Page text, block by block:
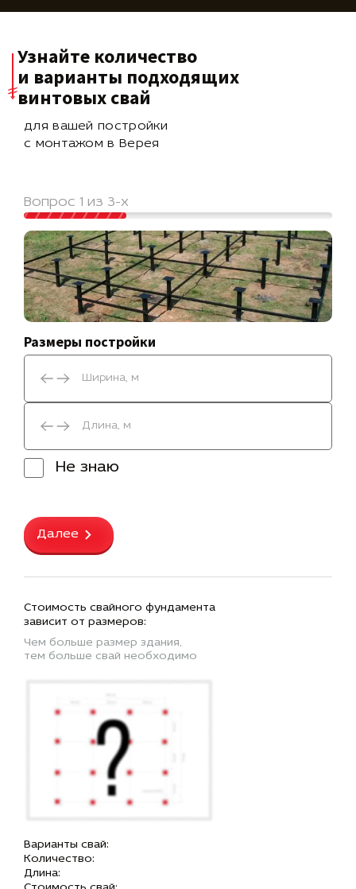
Узнайте количество
и варианты подходящих
винтовых свай
для вашей постройки
с монтажом в Верея
Вопрос 1 из 3-х
Размеры постройки
Не знаю
Далее
Стоимость свайного фундамента
зависит от размеров:
Чем больше размер здания,
тем больше свай необходимо
Варианты свай:
Количество:
Длина: